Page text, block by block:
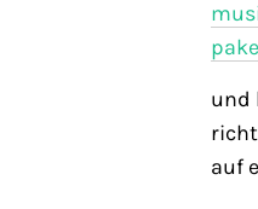
und
auf